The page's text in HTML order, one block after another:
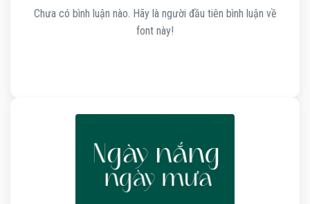
Chưa có bình luận nào. Hãy là người đầu tiên bình luận về
font này!